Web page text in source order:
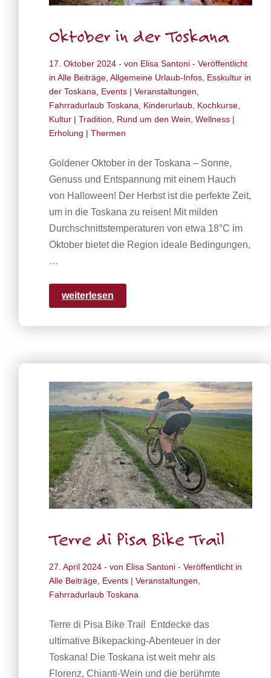
Oktober in der Toskana
17. Oktober 2024 - von Elisa Santoni - Veröffentlicht
in Alle Beiträge, Allgemeine Urlaub-Infos, Esskultur in
der Toskana, Events | Veranstaltungen,
Fahrradurlaub Toskana, Kinderurlaub, Kochkurse,
Kultur | Tradition, Rund um den Wein, Wellness |
Erholung | Thermen
Goldener Oktober in der Toskana – Sonne,
Genuss und Entspannung mit einem Hauch
von Halloween! Der Herbst ist die perfekte Zeit,
um in die Toskana zu reisen! Mit milden
Durchschnittstemperaturen von etwa 18°C im
Oktober bietet die Region ideale Bedingungen,
…
weiterlesen
Terre di Pisa Bike Trail
27. April 2024 - von Elisa Santoni - Veröffentlicht in
Alle Beiträge, Events | Veranstaltungen,
Fahrradurlaub Toskana
Terre di Pisa Bike Trail Entdecke das
ultimative Bikepacking-Abenteuer in der
Toskana! Die Toskana ist weit mehr als
Florenz, Chianti-Wein und die berühmte